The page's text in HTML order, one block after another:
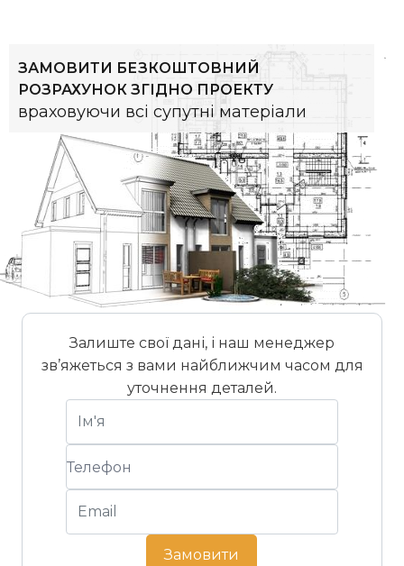
ЗАМОВИТИ БЕЗКОШТОВНИЙ
РОЗРАХУНОК ЗГІДНО ПРОЕКТУ
враховуючи всі супутні матеріали
Залиште свої дані, і наш менеджер
зв’яжеться з вами найближчим часом для
уточнення деталей.
Замовити